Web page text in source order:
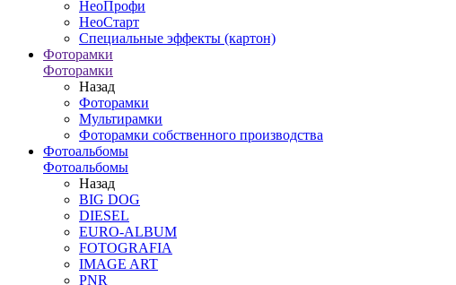
НеоПрофи
НеоСтарт
Специальные эффекты (картон)
Фоторамки
Фоторамки
Назад
Фоторамки
Мультирамки
Фоторамки собственного производства
Фотоальбомы
Фотоальбомы
Назад
BIG DOG
DIESEL
EURO-ALBUM
FOTOGRAFIA
IMAGE ART
PNR